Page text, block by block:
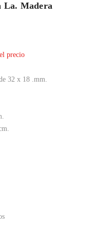
La. Madera
precio
32 x 18 .mm.